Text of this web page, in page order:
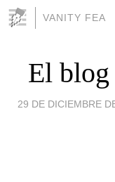
VANITY FEA
El
29 DE DICIEMBRE